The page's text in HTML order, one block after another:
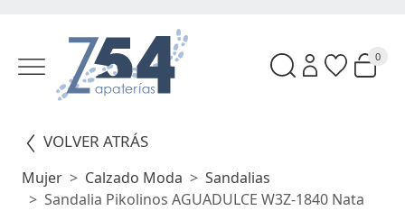
0
VOLVER ATRÁS
Mujer Calzado Moda
Sandalias
Sandalia Pikolinos AGUADULCE W3Z-1840 Nata